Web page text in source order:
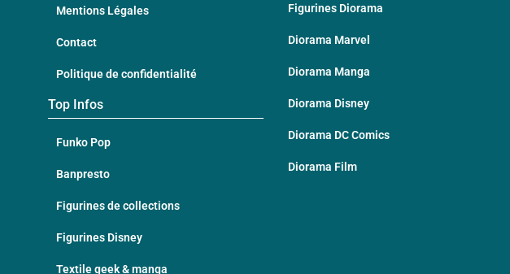
Mentions Légales
Contact
Politique de confidentialité
Top Infos
Funko Pop
Banpresto
Figurines de collections
Figurines Disney
Textile geek & manga
Figurines Diorama
Diorama Marvel
Diorama Manga
Diorama Disney
Diorama DC Comics
Diorama Film